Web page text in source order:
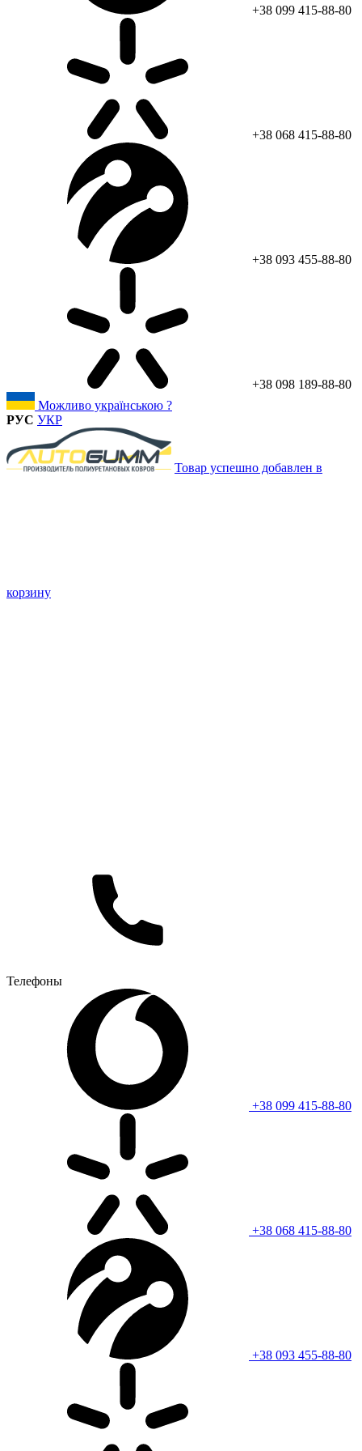
+38 099 415-88-80
+38 068 415-88-80
+38 093 455-88-80
+38 098 189-88-80
Можливо українською ?
РУС УКР
Товар успешно добавлен в
корзину
Телефоны
+38 099 415-88-80
+38 068 415-88-80
+38 093 455-88-80